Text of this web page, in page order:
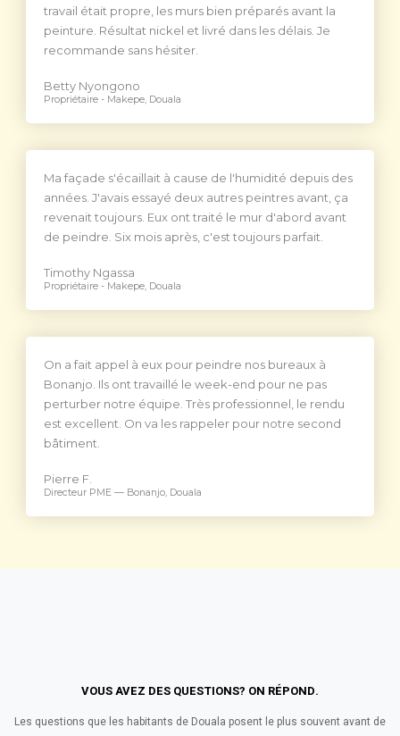
travail était propre, les murs bien préparés avant la
peinture. Résultat nickel et livré dans les délais. Je
recommande sans hésiter.
Betty Nyongono
Propriétaire - Makepe, Douala
Ma façade s'écaillait à cause de l'humidité depuis des
années. J'avais essayé deux autres peintres avant, ça
revenait toujours. Eux ont traité le mur d'abord avant
de peindre. Six mois après, c'est toujours parfait.
Timothy Ngassa
Propriétaire - Makepe, Douala
On a fait appel à eux pour peindre nos bureaux à
Bonanjo. Ils ont travaillé le week-end pour ne pas
perturber notre équipe. Très professionnel, le rendu
est excellent. On va les rappeler pour notre second
bâtiment.
Pierre F.
Directeur PME — Bonanjo, Douala
VOUS AVEZ DES QUESTIONS? ON RÉPOND.
Les questions que les habitants de Douala posent le plus souvent avant de